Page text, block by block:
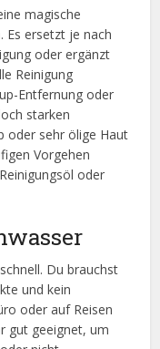
magische
Es ersetzt je nach
oder ergänzt
Reinigung
Entfernung oder
starken
oder sehr ölige Haut
Vorgehen
oder
Du brauchst
und kein
oder auf Reisen
gut geeignet, um